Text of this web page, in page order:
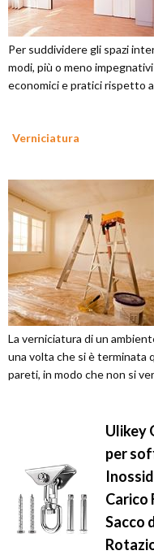
Per suddividere gli spazi
modi, più o meno
economici e pratici rispetto
Verniciatura
La verniciatura di un
una volta che si è terminata
pareti, in modo che non si
Ulikey
per
Carico
Sacco